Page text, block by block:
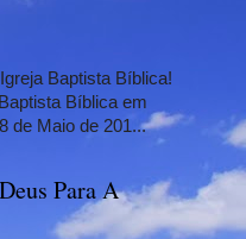
Baptista Bíblica!
Bíblica em
de Maio de 201...
Para A